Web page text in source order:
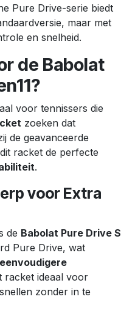
Pure Drive-serie biedt
maar met
en snelheid.
de Babolat
voor tennissers die
zoeken dat
de geavanceerde
racket de perfecte
.
voor Extra
de Babolat Pure Drive S
Pure Drive, wat
racket ideaal voor
zonder in te